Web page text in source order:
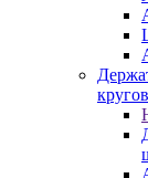
кругов